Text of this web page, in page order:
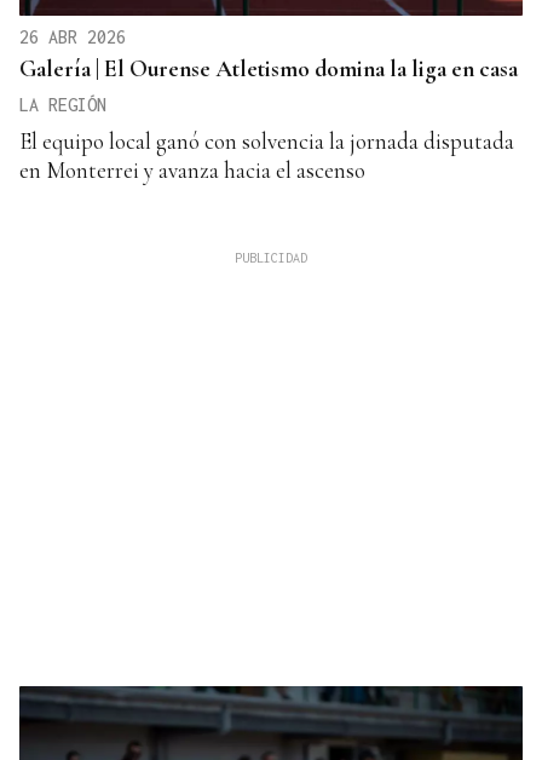
26 ABR 2026
Galería | El Ourense Atletismo domina la liga en casa
LA REGIÓN
El equipo local ganó con solvencia la jornada disputada
en Monterrei y avanza hacia el ascenso